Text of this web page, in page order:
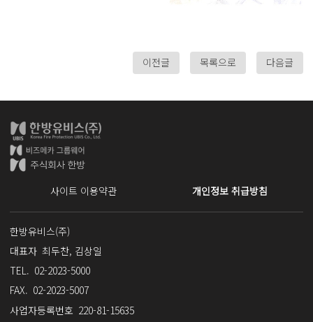
이전글 목록으로 다음글
사이트 이용약관 개인정보 취급방침
사업자명
한방유비스(주)
대표자 최두찬, 김상일
TEL. 02-2023-5000
FAX. 02-2023-5007
사업자등록번호 220-81-15635